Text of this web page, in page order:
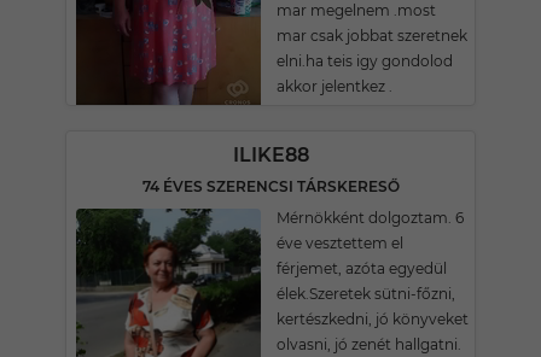
mar megelnem .most
mar csak jobbat szeretnek
elni.ha teis igy gondolod
akkor jelentkez .
ILIKE88
74 ÉVES SZERENCSI TÁRSKERESŐ
Mérnökként dolgoztam. 6
éve vesztettem el
férjemet, azóta egyedül
élek.Szeretek sütni-főzni,
kertészkedni, jó könyveket
olvasni, jó zenét hallgatni.